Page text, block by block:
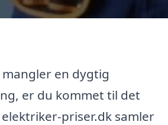
en dygtig
er du kommet til det
priser.dk samler